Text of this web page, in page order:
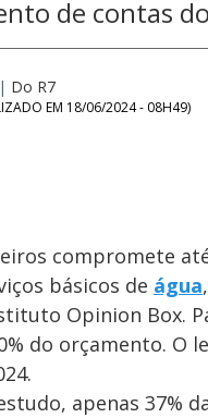
de contas
| Do R7
EM 18/06/2024 - 08H49)
compromete
básicos de água,
Opinion Box.
do orçamento. O
apenas 37%